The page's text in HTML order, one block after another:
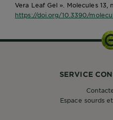
Vera Leaf Gel ». Molecules 13,
https://doi.org/10.3390/
SERVICE
Espace sourds